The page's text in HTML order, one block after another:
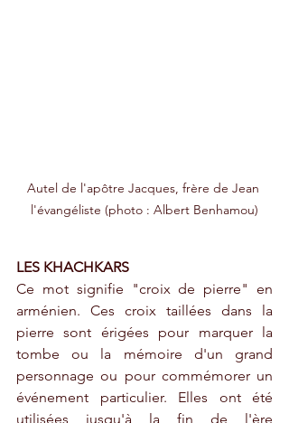
Autel de l'apôtre Jacques, frère de Jean
l'évangéliste (photo : Albert Benhamou)
LES KHACHKARS
Ce mot signifie "croix de pierre" en
arménien. Ces croix taillées dans la
pierre sont érigées pour marquer la
tombe ou la mémoire d'un grand
personnage ou pour commémorer un
événement particulier. Elles ont été
utilisées jusqu'à la fin de l'ère